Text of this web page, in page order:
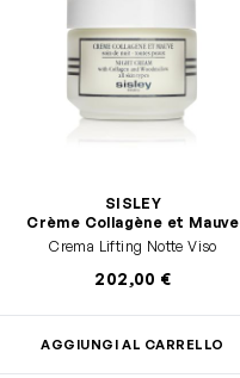
SISLEY
Crème Collagène et Mauve
Crema Lifting Notte Viso
202,00 €
AGGIUNGI AL CARRELLO